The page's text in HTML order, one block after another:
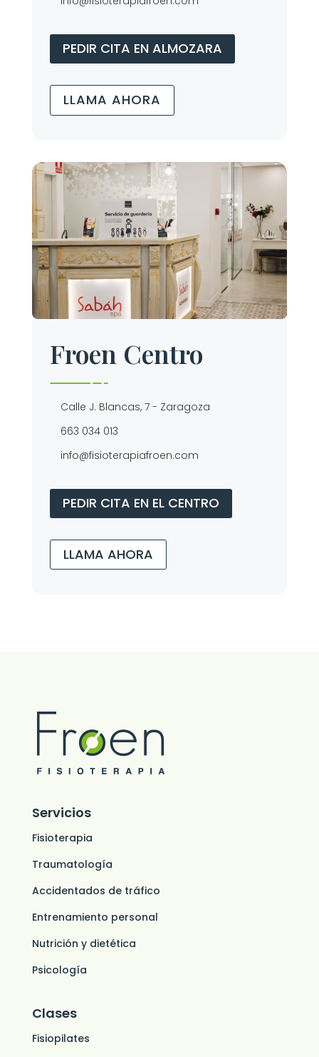
PEDIR CITA EN ALMOZARA
LLAMA AHORA
Froen Centro
Calle J. Blancas, 7 - Zaragoza
663 034 013
info@fisioterapiafroen.com
PEDIR CITA EN EL CENTRO
LLAMA AHORA
Servicios
Fisioterapia
Traumatología
Accidentados de tráfico
Entrenamiento personal
Nutrición y dietética
Psicología
Clases
Fisiopilates